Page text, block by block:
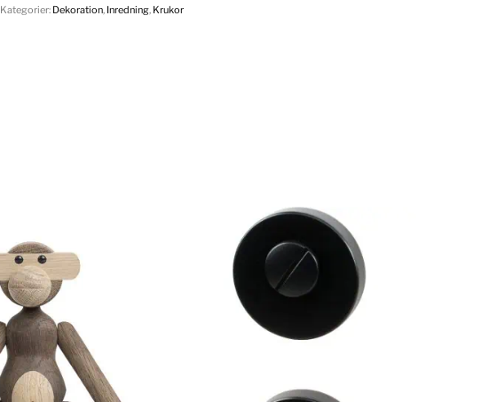
Kategorier: Dekoration, Inredning, Krukor